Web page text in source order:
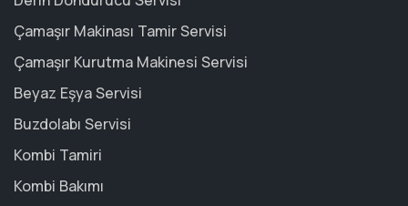
Çamaşır Makinası Tamir Servisi
Çamaşır Kurutma Makinesi Servisi
Beyaz Eşya Servisi
Buzdolabı Servisi
Kombi Tamiri
Kombi Bakımı